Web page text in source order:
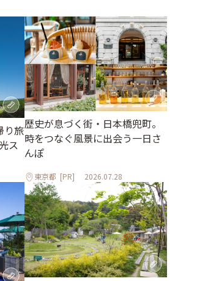
り旅
ス
歴史が息づく街・日本橋兜町。
時をつなぐ風景に出会う一日さ
んぽ
東京都 [PR] 2026.07.28